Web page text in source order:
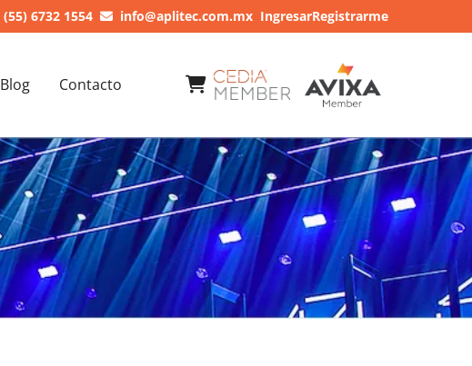
(55) 6732 1554 info@aplitec.com.mx IngresarRegistrarme
Blog Contacto